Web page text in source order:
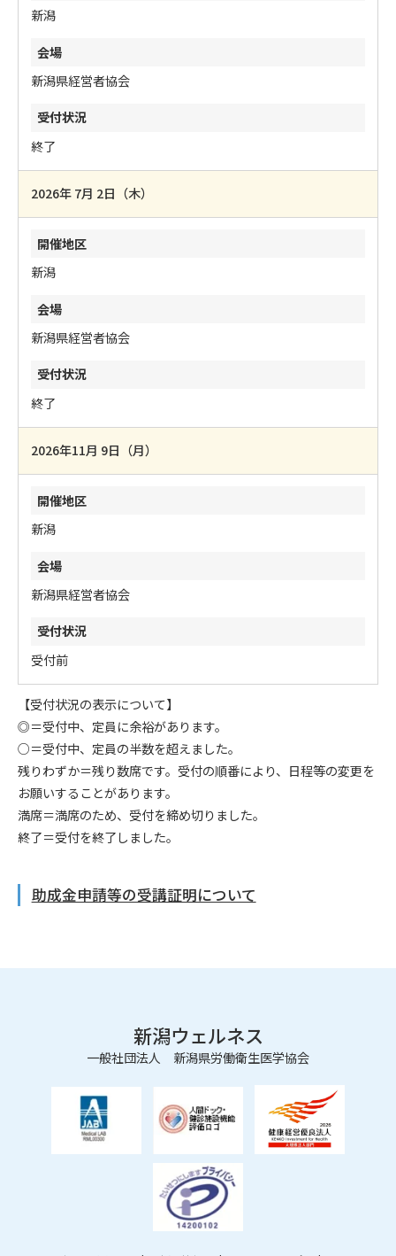
新潟
新潟県経営者協会
終了
2026年 7月 2日（木）
新潟
新潟県経営者協会
終了
2026年11月 9日（月）
新潟
新潟県経営者協会
受付前
【受付状況の表示について】
◎＝受付中、定員に余裕があります。
○＝受付中、定員の半数を超えました。
残りわずか＝残り数席です。受付の順番により、日程等の変更を
お願いすることがあります。
満席＝満席のため、受付を締め切りました。
終了＝受付を終了しました。
助成金申請等の受講証明について
新潟ウェルネス
一般社団法人 新潟県労働衛生医学協会